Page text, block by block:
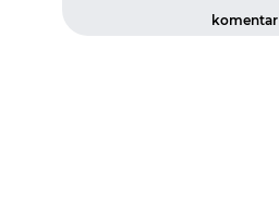
komentar